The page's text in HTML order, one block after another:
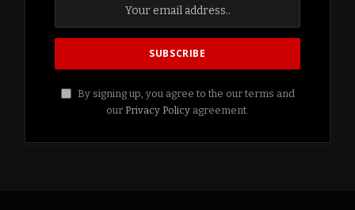
By signing up, you agree to the our terms and
our Privacy Policy agreement.